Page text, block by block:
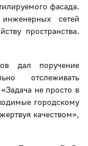
фасада.
сетей
пространства.
дал поручение
отслеживать
не просто в
городскому
качеством»,